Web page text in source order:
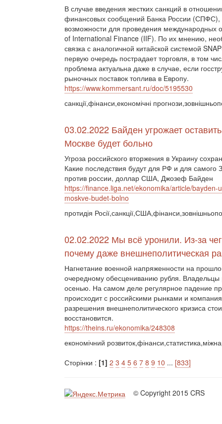
В случае введения жестких санкций в
финансовых сообщений Банка России (СПФС),
возможности для проведения международных
of International Finance (IIF). По их мнению,
связка с аналогичной китайской системой
первую очередь пострадает торговля, в том
проблема актуальна даже в случае, если
рыночных поставок топлива в Европу.
https://www.kommersant.ru/doc/5195530
санкції,фінанси,економічні
03.02.2022 Байден угрожает
Москве будет больно
Угроза российского вторжения в Украину
Какие последствия будут для РФ и для
против россии, доллар США, Джозеф Байден
https://finance.liga.net/ekonomika/article/
moskve-budet-bolno
протидія
02.02.2022 Мы всё уронили. Из-за
почему даже внешнеполитическая
Нагнетание военной напряженности на
очередному обесцениванию рубля. Владельцы
осенью. На самом деле регулярное падение
происходит с российскими рынками и
разрешения внешнеполитического кризиса
восстановится.
https://theins.ru/ekonomika/248308
економічний
Сторінки : [1] 2 3 4 5 6 7 8 9 10 ... [833]
© Copyright 2015 CRS